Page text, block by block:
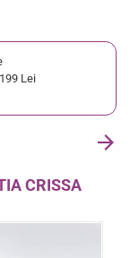
Lei
CRISSA